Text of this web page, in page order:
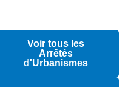
Voir tous les
Arrêtés
d'Urbanismes